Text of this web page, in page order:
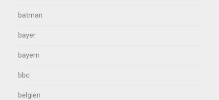
batman
bayer
bayern
bbc
belgien